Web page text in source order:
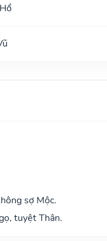
sợ Mộc.
tuyệt Thân.